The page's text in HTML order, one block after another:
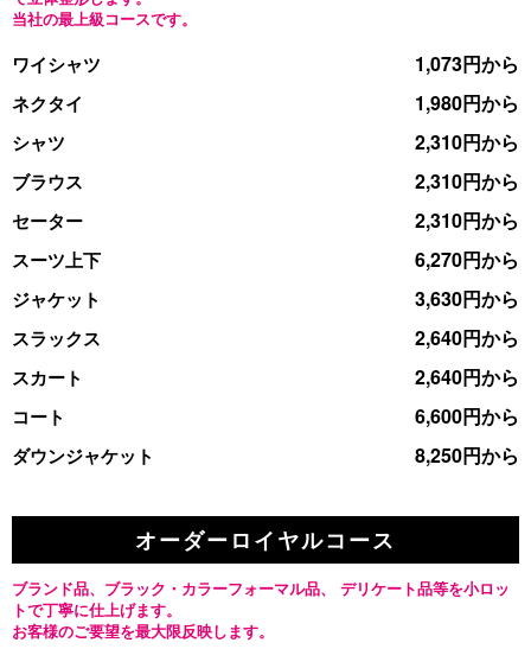
当社の最上級コースです。
ワイシャツ 1,073円から
ネクタイ 1,980円から
シャツ 2,310円から
ブラウス 2,310円から
セーター 2,310円から
スーツ上下 6,270円から
ジャケット 3,630円から
スラックス 2,640円から
スカート 2,640円から
コート 6,600円から
ダウンジャケット 8,250円から
オーダーロイヤルコース
ブランド品、ブラック・カラーフォーマル品、
デリケート品等を小ロッ
トで丁寧に仕上げます。
お客様のご要望を最大限反映します。